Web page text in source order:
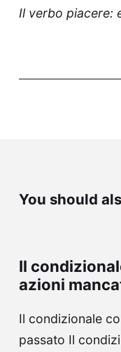
Il verbo piacere:
You should
Il
azioni
Il condizionale
passato Il